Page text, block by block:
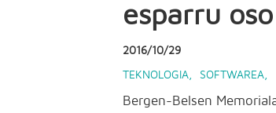
esparru
2016/10/29
TEKNOLOGIA, SOFTWAREA,
Bergen-Belsen